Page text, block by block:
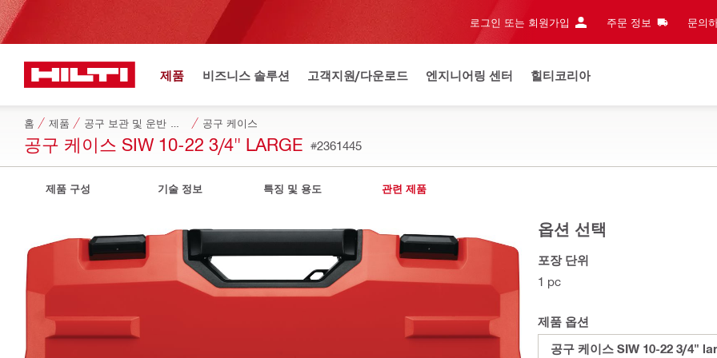
로그인 또는 회원가입 주문 정보 문의
제품 비즈니스 솔루션 고객지원/다운로드 엔지니어링 센터 힐티코리아
홈 제품 공구 케이스
공구 케이스 SIW 10-22 3/4" LARGE #2361445
제품 구성 기술 정보 특징 및 용도 관련 제품
옵션 선택
포장 단위
1 pc
제품 옵션
공구 케이스 SIW 10-22 3/4"